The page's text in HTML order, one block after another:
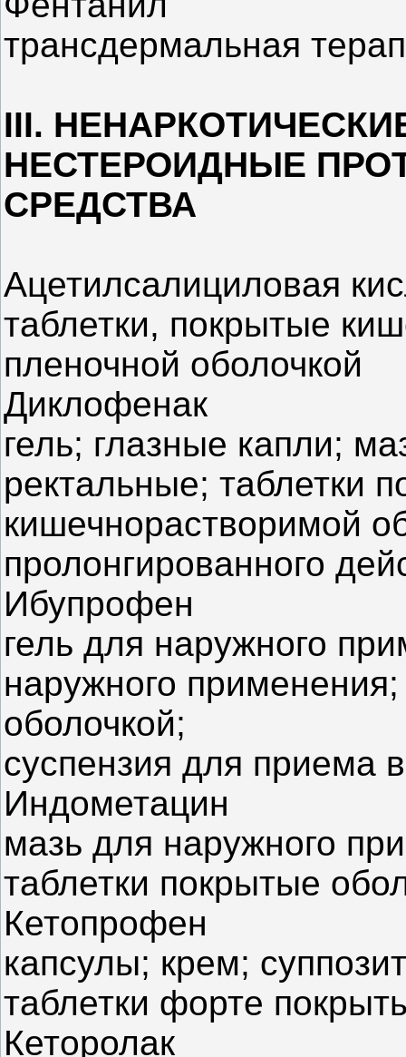
трансдермальная
III.
НЕСТЕРОИДНЫЕ
СРЕДСТВА
Ацетилсалициловая
таблетки, покрытые
пленочной оболочкой
Диклофенак
гель; глазные капли;
ректальные; таблетки
кишечнорастворимой
пролонгированного
Ибупрофен
гель для наружного
наружного
оболочкой;
суспензия для приема
Индометацин
мазь для наружного
таблетки покрытые
Кетопрофен
капсулы; крем;
таблетки форте
Кеторолак